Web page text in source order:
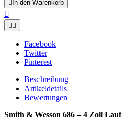
In den Warenkorb


Facebook
Twitter
Pinterest
Beschreibung
Artikeldetails
Bewertungen
Smith & Wesson 686 – 4 Zoll